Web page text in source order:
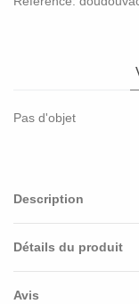
Pas d'objet
Description
Détails du produit
Avis